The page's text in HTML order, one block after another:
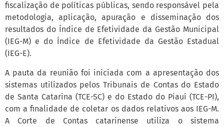
fiscalização de políticas públicas, sendo responsável pela
metodologia, aplicação, apuração e disseminação dos
resultados do Índice de Efetividade da Gestão Municipal
(IEG-M) e do Índice de Efetividade da Gestão Estadual
(IEG-E).
A pauta da reunião foi iniciada com a apresentação dos
sistemas utilizados pelos Tribunais de Contas do Estado
de Santa Catarina (TCE-SC) e do Estado do Piauí (TCE-PI),
com a finalidade de coletar os dados relativos aos IEG-M.
A Corte de Contas catarinense utiliza o sistema